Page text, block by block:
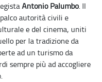
Antonio Palumbo. Il
autorità civili e
e del cinema, uniti
per la tradizione da
ad un turismo da
sempre più ad accogliere